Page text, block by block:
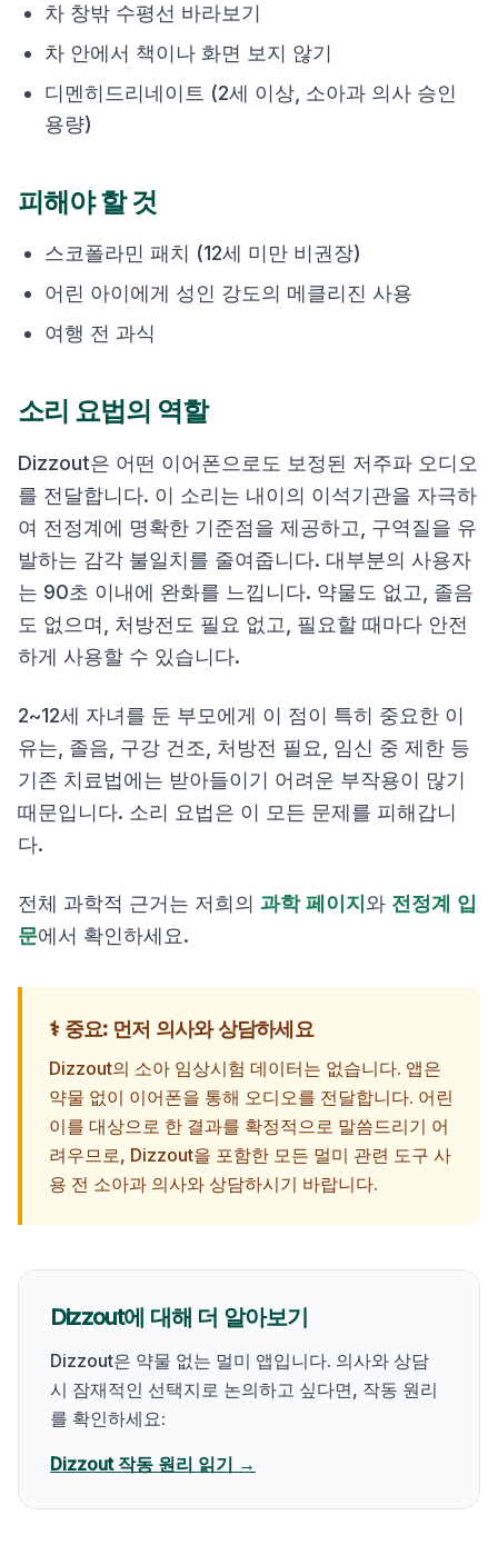
차 창밖 수평선 바라보기
차 안에서 책이나 화면 보지 않기
디멘히드리네이트 (2세 이상, 소아과 의사 승인
용량)
피해야 할 것
스코폴라민 패치 (12세 미만 비권장)
어린 아이에게 성인 강도의 메클리진 사용
여행 전 과식
소리 요법의 역할
Dizzout은 어떤 이어폰으로도 보정된 저주파 오디오
를 전달합니다. 이 소리는 내이의 이석기관을 자극하
여 전정계에 명확한 기준점을 제공하고, 구역질을 유
발하는 감각 불일치를 줄여줍니다. 대부분의 사용자
는 90초 이내에 완화를 느낍니다. 약물도 없고, 졸음
도 없으며, 처방전도 필요 없고, 필요할 때마다 안전
하게 사용할 수 있습니다.
2~12세 자녀를 둔 부모에게 이 점이 특히 중요한 이
유는, 졸음, 구강 건조, 처방전 필요, 임신 중 제한 등
기존 치료법에는 받아들이기 어려운 부작용이 많기
때문입니다. 소리 요법은 이 모든 문제를 피해갑니
다.
전체 과학적 근거는 저희의 과학 페이지 와 전정계 입
문에서 확인하세요.
⚕️ 중요: 먼저 의사와 상담하세요
Dizzout의 소아 임상시험 데이터는 없습니다. 앱은
약물 없이 이어폰을 통해 오디오를 전달합니다. 어린
이를 대상으로 한 결과를 확정적으로 말씀드리기 어
려우므로, Dizzout을 포함한 모든 멀미 관련 도구 사
용 전 소아과 의사와 상담하시기 바랍니다.
Dizzout에 대해 더 알아보기
Dizzout은 약물 없는 멀미 앱입니다. 의사와 상담
시 잠재적인 선택지로 논의하고 싶다면, 작동 원리
를 확인하세요:
Dizzout 작동 원리 읽기 →